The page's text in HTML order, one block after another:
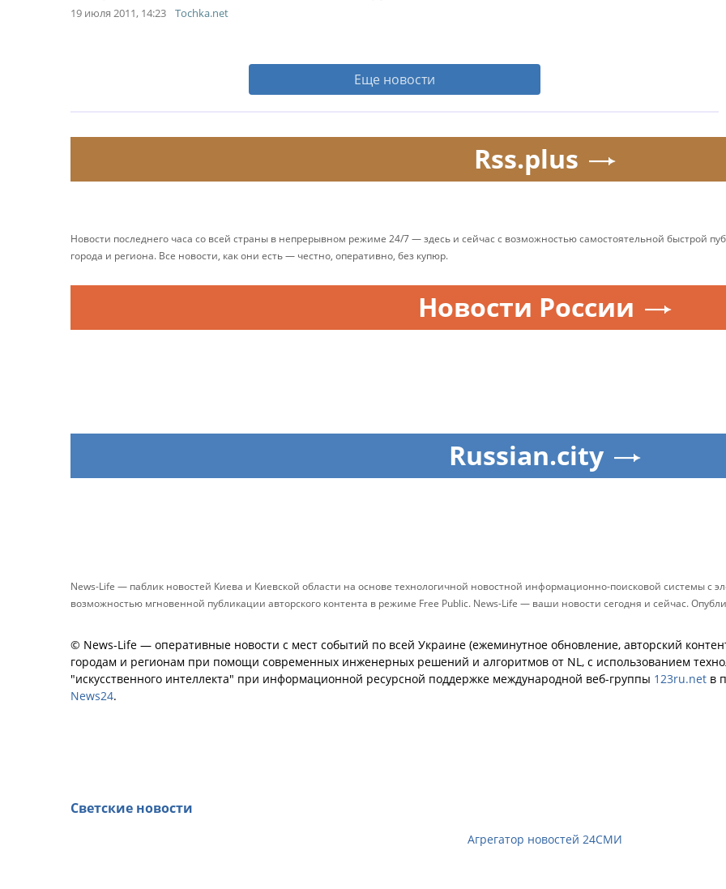
19 июля 2011, 14:23 Tochka.net
Еще новости
Rss.plus
Новости последнего часа со всей страны в непрерывном режиме 24/7 — здесь и сейчас с возможностью самостоятельной быстрой
города и региона. Все новости, как они есть — честно, оперативно, без купюр.
Новости России
Russian.city
News-Life — паблик новостей Киева и Киевской области на основе технологичной новостной информационно-поисковой системы с
возможностью мгновенной публикации авторского контента в режиме Free Public. News-Life — ваши новости сегодня и сейчас.
© News-Life — оперативные новости с мест событий по всей Украине (ежеминутное обновление, авторский
городам и регионам при помощи современных инженерных решений и алгоритмов от NL, с использованием
"искусственного интеллекта" при информационной ресурсной поддержке международной веб-группы 123ru.net в
News24.
Светские новости
Агрегатор новостей 24СМИ